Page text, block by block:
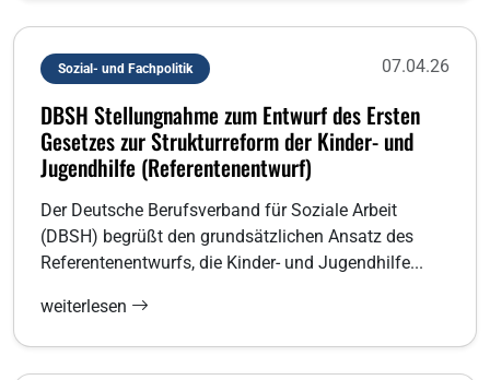
Sozial- und Fachpolitik 07.04.26
DBSH Stellungnahme zum Entwurf des Ersten
Gesetzes zur Strukturreform der Kinder- und
Jugendhilfe (Referentenentwurf)
Der Deutsche Berufsverband für Soziale Arbeit
(DBSH) begrüßt den grundsätzlichen Ansatz des
Referentenentwurfs, die Kinder- und Jugendhilfe...
weiterlesen